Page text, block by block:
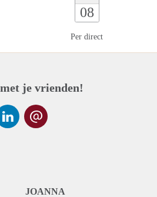
08
Per direct
je vrienden!
JOANNA